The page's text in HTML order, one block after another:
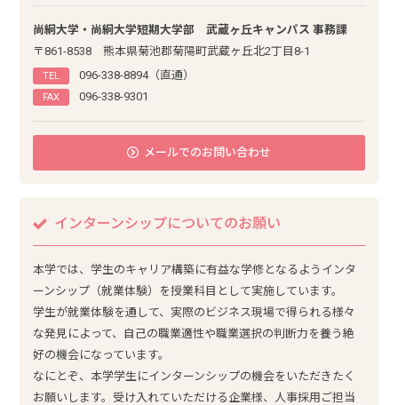
尚絅大学・尚絅大学短期大学部
武蔵ヶ丘キャンパス 事務課
〒861-8538 熊本県菊池郡菊陽町武蔵ヶ丘北2丁目8-1
TEL 096-338-8894（直通）
FAX 096-338-9301
メールでのお問い合わせ
インターンシップについてのお願い
本学では、学生のキャリア構築に有益な学修となるようインタ
ーンシップ（就業体験）を授業科目として実施しています。
学生が就業体験を通して、実際のビジネス現場で得られる様々
な発見によって、自己の職業適性や職業選択の判断力を養う絶
好の機会になっています。
なにとぞ、本学学生にインターンシップの機会をいただきたく
お願いします。受け入れていただける企業様、人事採用ご担当